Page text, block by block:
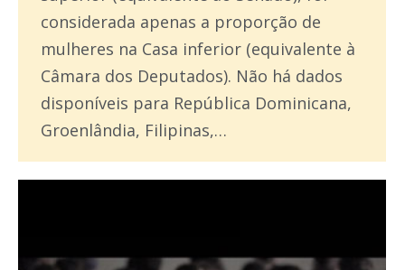
considerada apenas a proporção de
mulheres na Casa inferior (equivalente à
Câmara dos Deputados). Não há dados
disponíveis para República Dominicana,
Groenlândia, Filipinas,…